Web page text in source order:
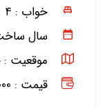
خواب : ۴
سال
موقعیت :
قیمت : 2,000,000,000 تومان /